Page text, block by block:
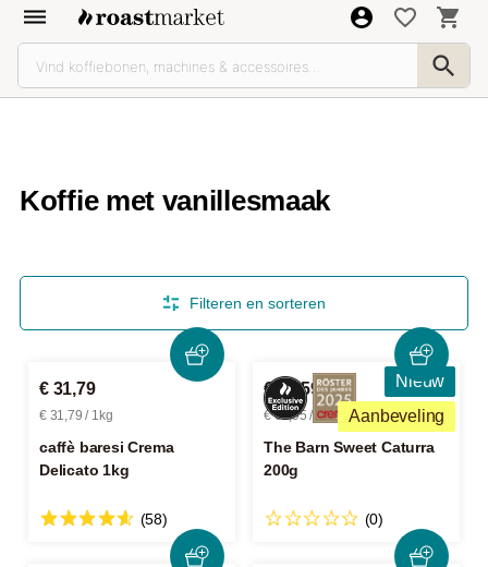
Koffie met vanillesmaak
Filteren en sorteren
€ 31,79
€ 31,79 / 1kg
caffè baresi Crema
Delicato 1kg
(58)
Nieuw
Aanbeveling
€ 13,59
€ 67,95 / 1kg
The Barn Sweet Caturra
200g
(0)